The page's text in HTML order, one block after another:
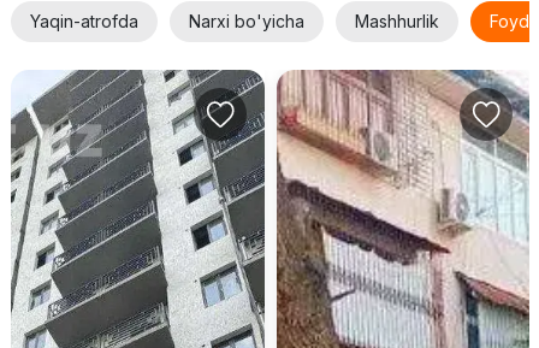
Yaqin-atrofda Narxi bo'yicha Mashhurlik